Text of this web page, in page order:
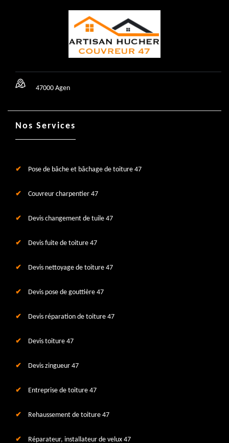
47000 Agen
Nos Services
Pose de bâche et bâchage de toiture 47
Couvreur charpentier 47
Devis changement de tuile 47
Devis fuite de toiture 47
Devis nettoyage de toiture 47
Devis pose de gouttière 47
Devis réparation de toiture 47
Devis toiture 47
Devis zingueur 47
Entreprise de toiture 47
Rehaussement de toiture 47
Réparateur, installateur de velux 47